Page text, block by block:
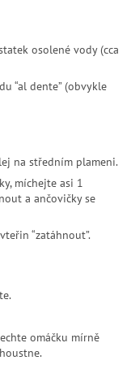
osolené vody (cca
“al dente” (obvykle
na středním plameni.
míchejte asi 1
a ančovičky se
“zatáhnout”.
omáčku mírně